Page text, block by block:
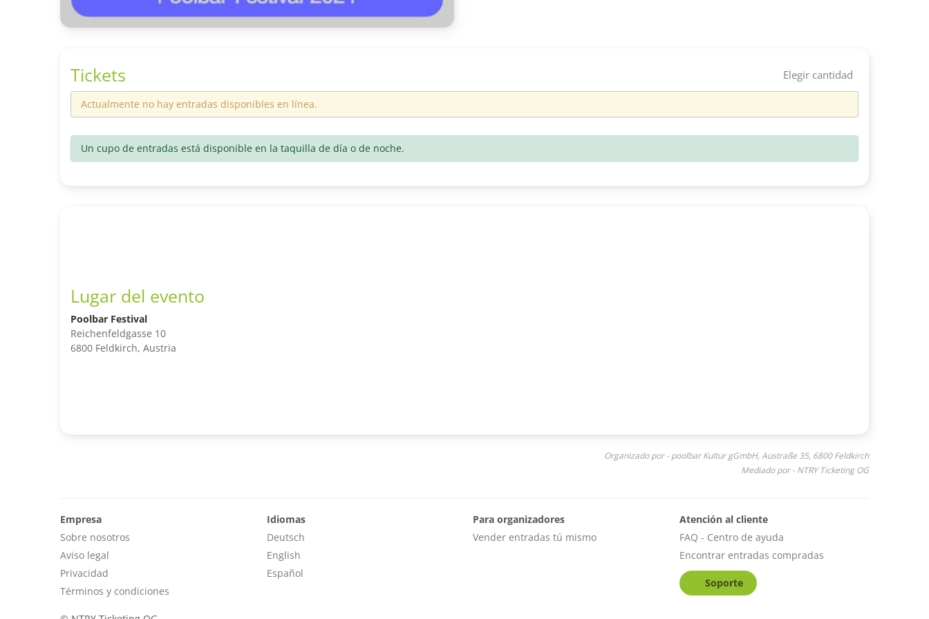
Tickets Elegir cantidad
Actualmente no hay entradas disponibles en línea.
Un cupo de entradas está disponible en la taquilla de día o de noche.
Lugar del evento
Poolbar Festival
Reichenfeldgasse 10
6800 Feldkirch, Austria
Organizado por - poolbar Kultur gGmbH, Austraße 35, 6800 Feldkirch
Mediado por - NTRY Ticketing OG
Empresa
Sobre nosotros
Aviso legal
Privacidad
Términos y condiciones
Idiomas
Deutsch
English
Español
Para organizadores
Vender entradas tú mismo
Atención al cliente
FAQ - Centro de ayuda
Encontrar entradas compradas
Soporte